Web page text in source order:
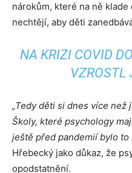
nárokům, které na ně
nechtějí, aby děti
NA KRIZI COVID
VZROSTL
„Tedy děti si dnes více
Školy, které psychology
ještě před pandemií bylo to
Hřebecký jako důkaz, že
opodstatnění.